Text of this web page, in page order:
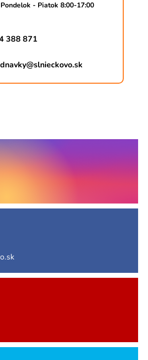
Pondelok - Piatok 8:00-17:00
388 871
@slnieckovo.sk